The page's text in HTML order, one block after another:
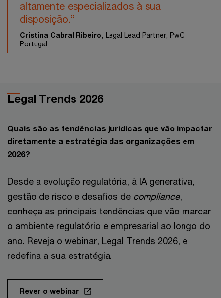
altamente especializados à sua
disposição.”
Cristina Cabral Ribeiro, Legal Lead Partner, PwC
Portugal
Legal Trends 2026
Quais são as tendências jurídicas que vão impactar
diretamente a estratégia das organizações em
2026?
Desde a evolução regulatória, à IA generativa,
gestão de risco e desafios de compliance,
conheça as principais tendências que vão marcar
o ambiente regulatório e empresarial ao longo do
ano. Reveja o webinar, Legal Trends 2026, e
redefina a sua estratégia.
Rever o webinar